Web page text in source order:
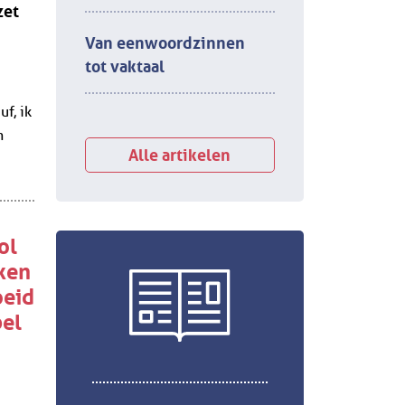
ik
Van eenwoordzinnen
tot vaktaal
Alle artikelen